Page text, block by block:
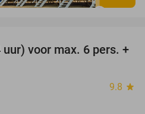
21%
voor max. 6 pers. +
9.8 star